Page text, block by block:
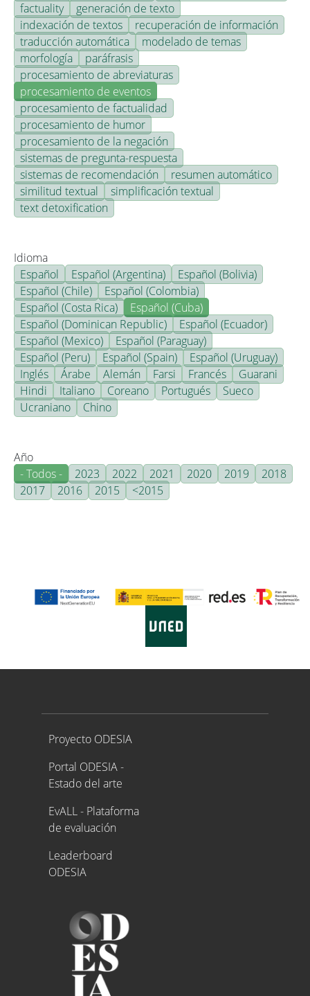
factuality
generación de texto
indexación de textos
recuperación de información
traducción automática
modelado de temas
morfología
paráfrasis
procesamiento de abreviaturas
procesamiento de eventos
procesamiento de factualidad
procesamiento de humor
procesamiento de la negación
sistemas de pregunta-respuesta
sistemas de recomendación
resumen automático
similitud textual
simplificación textual
text detoxification
Idioma
Español
Español (Argentina)
Español (Bolivia)
Español (Chile)
Español (Colombia)
Español (Costa Rica)
Español (Cuba)
Español (Dominican Republic)
Español (Ecuador)
Español (Mexico)
Español (Paraguay)
Español (Peru)
Español (Spain)
Español (Uruguay)
Inglés
Árabe Alemán Farsi Francés
Guarani
Hindi
Italiano Coreano Portugués
Sueco
Ucraniano
Chino
Año
- Todos -
2023 2022 2021 2020 2019
2018
2017
2016 2015 <2015
Proyecto ODESIA
Proyecto ODESIA
Portal ODESIA -
Estado del arte
EvALL - Plataforma
de evaluación
Leaderboard
ODESIA